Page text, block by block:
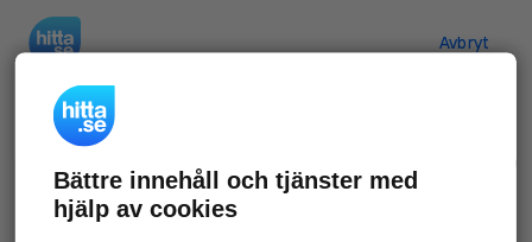
Avbryt
Verifiera ditt företag
Gör som 69 541företag
företagssida på hitta.se och syns bättre mot
Bättre innehåll och tjänster med
hjälp av cookies